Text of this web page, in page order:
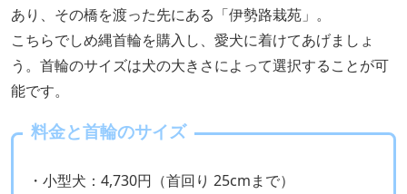
あり、その橋を渡った先にある「伊勢路栽苑」。
こちらでしめ縄首輪を購入し、愛犬に着けてあげましょ
う。首輪のサイズは犬の大きさによって選択することが可
能です。
料金と首輪のサイズ
・小型犬：4,730円（首回り 25cmまで）